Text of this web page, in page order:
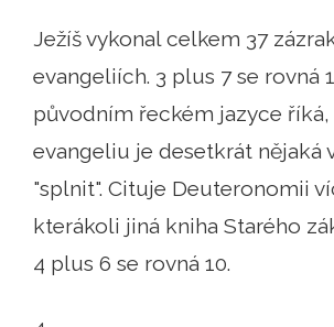
Ježíš vykonal celkem 37
evangeliích. 3 plus 7 se rovná
původním řeckém jazyce říká,
evangeliu je desetkrát nějaká
"splnit". Cituje Deuteronomii
kterákoli jiná kniha Starého
4 plus 6 se rovná 10.